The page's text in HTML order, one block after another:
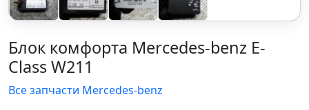
Блок комфорта Mercedes-benz E-
Class W211
Все запчасти Mercedes-benz